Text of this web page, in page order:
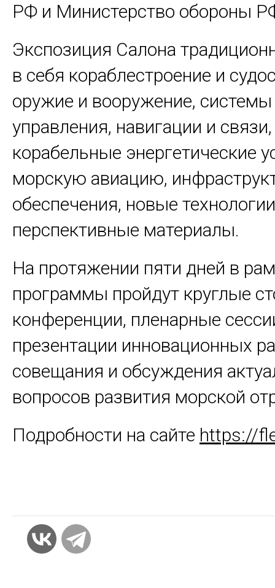
РФ и Министерство обороны
Экспозиция Салона
в себя кораблестроение и
оружие и вооружение, системы
управления, навигации и связи,
корабельные энергетические
морскую авиацию,
обеспечения, новые
перспективные материалы.
На протяжении пяти дней в
программы пройдут круглые
конференции, пленарные
презентации инновационных
совещания и обсуждения
вопросов развития морской
Подробности на сайте https://